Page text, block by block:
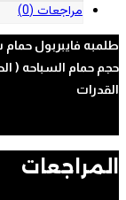
مراجعات (0)
طلمبه فايبربول
حجم حمام السباحه (
القدرات
المراجعات